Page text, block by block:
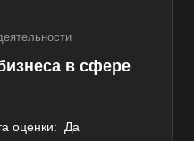
в сфере
оценки:
Да